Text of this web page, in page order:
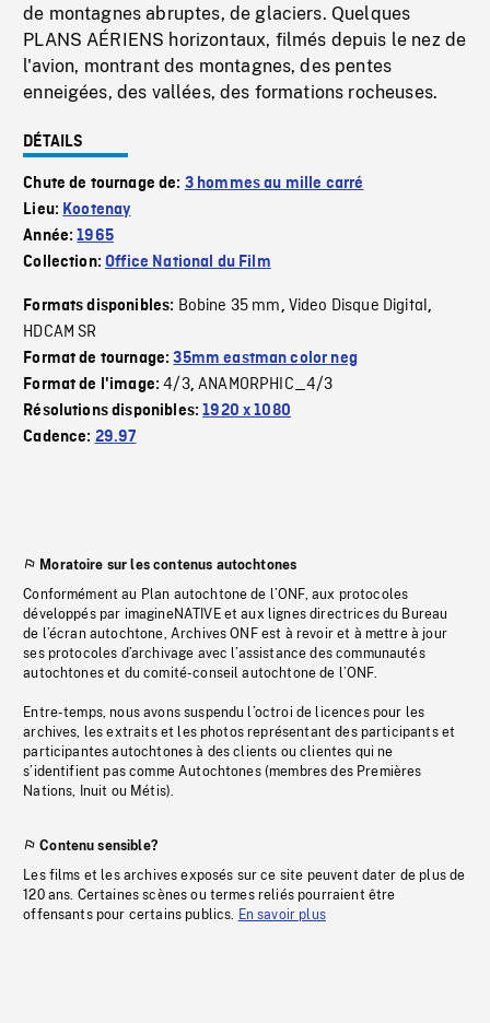
de montagnes abruptes, de glaciers. Quelques
PLANS AÉRIENS horizontaux, filmés depuis le nez de
l'avion, montrant des montagnes, des pentes
enneigées, des vallées, des formations rocheuses.
DÉTAILS
Chute de tournage de: 3 hommes au mille carré
Lieu: Kootenay
Année:1965
Collection:Office National du Film
Formats disponibles: Bobine 35 mm, Video Disque Digital,
HDCAM SR
Format de tournage:35mm eastman color neg
Format de l'image:4/3,ANAMORPHIC_4/3
Résolutions disponibles:1920 x 1080
Cadence: 29.97
Moratoire sur les contenus autochtones
Conformément au Plan autochtone de l’ONF, aux protocoles
développés par imagineNATIVE et aux lignes directrices du Bureau
de l’écran autochtone, Archives ONF est à revoir et à mettre à jour
ses protocoles d’archivage avec l’assistance des communautés
autochtones et du comité-conseil autochtone de l’ONF.
Entre-temps, nous avons suspendu l’octroi de licences pour les
archives, les extraits et les photos représentant des participants et
participantes autochtones à des clients ou clientes qui ne
s’identifient pas comme Autochtones (membres des Premières
Nations, Inuit ou Métis).
Contenu sensible?
Les films et les archives exposés sur ce site peuvent dater de plus de
120 ans. Certaines scènes ou termes reliés pourraient être
offensants pour certains publics. En savoir plus